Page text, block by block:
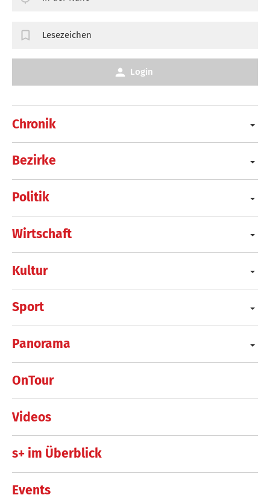
Chronik
Bezirke
Politik
Wirtschaft
Kultur
Sport
Panorama
OnTour
Videos
s+ im Überblick
Events
Lesezeichen
Login